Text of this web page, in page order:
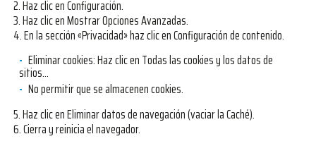
2. Haz clic en Configuración.
3. Haz clic en Mostrar Opciones Avanzadas.
4. En la sección «Privacidad» haz clic en Configuración de contenido.
Eliminar cookies: Haz clic en Todas las cookies y los datos de
sitios…
No permitir que se almacenen cookies.
5. Haz clic en Eliminar datos de navegación (vaciar la Caché).
6. Cierra y reinicia el navegador.